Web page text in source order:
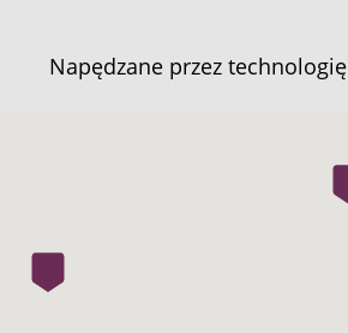
Napędzane przez technologię